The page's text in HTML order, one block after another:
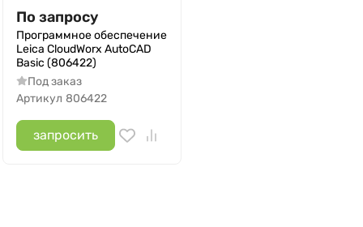
По запросу
Программное обеспечение
Leica CloudWorx AutoCAD
Basic (806422)
Под заказ
Артикул 806422
запросить